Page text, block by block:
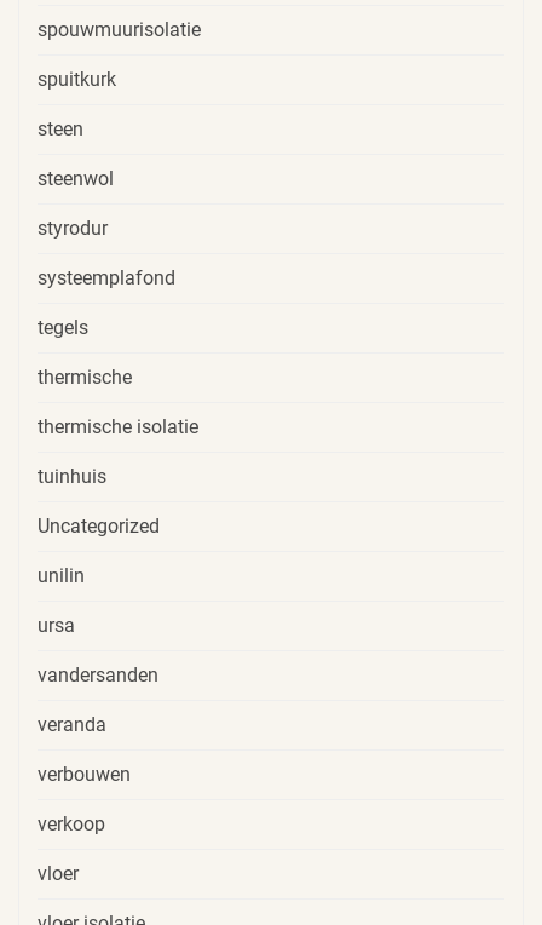
spouwmuurisolatie
spuitkurk
steen
steenwol
styrodur
systeemplafond
tegels
thermische
thermische isolatie
tuinhuis
Uncategorized
unilin
ursa
vandersanden
veranda
verbouwen
verkoop
vloer